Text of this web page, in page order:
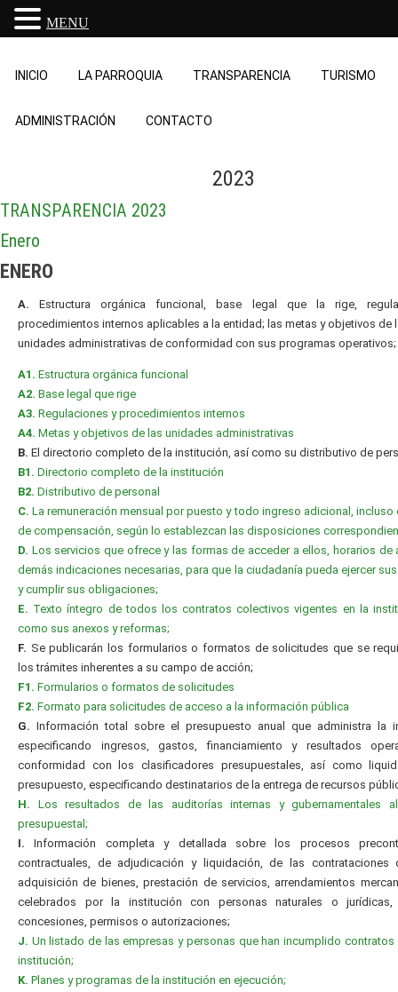
INICIO LA PARROQUIA TRANSPARENCIA TURISMO
ADMINISTRACIÓN CONTACTO
2023
TRANSPARENCIA 2023
Enero
ENERO
A. Estructura orgánica funcional, base legal que la rige,
procedimientos internos aplicables a la entidad; las metas y objetivos de
unidades administrativas de conformidad con sus programas operativos;
A1. Estructura orgánica funcional
A2. Base legal que rige
A3. Regulaciones y procedimientos internos
A4. Metas y objetivos de las unidades administrativas
B. El directorio completo de la institución, así como su distributivo de
B1. Directorio completo de la institución
B2. Distributivo de personal
C. La remuneración mensual por puesto y todo ingreso adicional, incluso
de compensación, según lo establezcan las disposiciones
D. Los servicios que ofrece y las formas de acceder a ellos, horarios de
demás indicaciones necesarias, para que la ciudadanía pueda ejercer
y cumplir sus obligaciones;
E. Texto íntegro de todos los contratos colectivos vigentes en la
como sus anexos y reformas;
F. Se publicarán los formularios o formatos de solicitudes que se
los trámites inherentes a su campo de acción;
F1. Formularios o formatos de solicitudes
F2. Formato para solicitudes de acceso a la información pública
G. Información total sobre el presupuesto anual que administra la
especificando ingresos, gastos, financiamiento y resultados
conformidad con los clasificadores presupuestales, así como
presupuesto, especificando destinatarios de la entrega de recursos
H. Los resultados de las auditorías internas y gubernamentales
presupuestal;
I. Información completa y detallada sobre los procesos
contractuales, de adjudicación y liquidación, de las contrataciones
adquisición de bienes, prestación de servicios, arrendamientos
celebrados por la institución con personas naturales o jurídicas,
concesiones, permisos o autorizaciones;
J. Un listado de las empresas y personas que han incumplido contratos
institución;
K. Planes y programas de la institución en ejecución;
MENU